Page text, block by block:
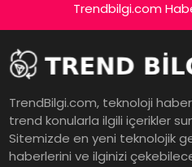
Trendbilgi.com
TrendBilgi.com, teknoloji
trend konularla ilgili içerikler
Sitemizde en yeni teknolojik
haberlerini ve ilginizi